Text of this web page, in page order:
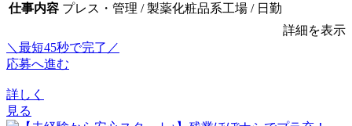
仕事内容 プレス・管理 / 製薬化粧品系工場 / 日勤
詳細を表示
＼最短45秒で完了／
応募へ進む
詳しく
見る